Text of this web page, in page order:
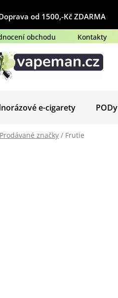
od 1500,-Kč ZDARMA
obchodu Kontakty
e-cigarety PODy
Prodávané značky / Frutie